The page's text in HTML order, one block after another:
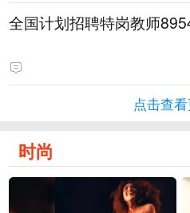
全国计划招聘特岗教师
点击查
时尚